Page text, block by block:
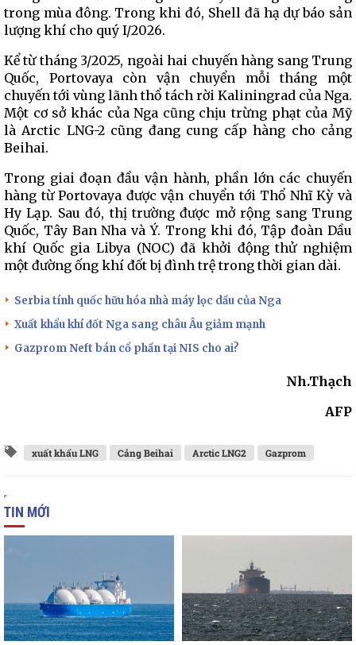
trong mùa đông. Trong khi đó, Shell đã hạ dự báo sản
lượng khí cho quý I/2026.
Kể từ tháng 3/2025, ngoài hai chuyến hàng sang Trung
Quốc, Portovaya còn vận chuyển mỗi tháng một
chuyến tới vùng lãnh thổ tách rời Kaliningrad của Nga.
Một cơ sở khác của Nga cũng chịu trừng phạt của Mỹ
là Arctic LNG-2 cũng đang cung cấp hàng cho cảng
Beihai.
Trong giai đoạn đầu vận hành, phần lớn các chuyến
hàng từ Portovaya được vận chuyển tới Thổ Nhĩ Kỳ và
Hy Lạp. Sau đó, thị trường được mở rộng sang Trung
Quốc, Tây Ban Nha và Ý. Trong khi đó, Tập đoàn Dầu
khí Quốc gia Libya (NOC) đã khởi động thử nghiệm
một đường ống khí đốt bị đình trệ trong thời gian dài.
Serbia tính quốc hữu hóa nhà máy lọc dầu của Nga
Xuất khẩu khí đốt Nga sang châu Âu giảm mạnh
Gazprom Neft bán cổ phần tại NIS cho ai?
Nh.Thạch
AFP
xuất khẩu LNG Cảng Beihai Arctic LNG2 Gazprom
TIN MỚI